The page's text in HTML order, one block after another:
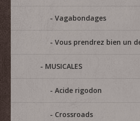
Vagabondages
Vous prendrez bien un
MUSICALES
Acide rigodon
Crossroads